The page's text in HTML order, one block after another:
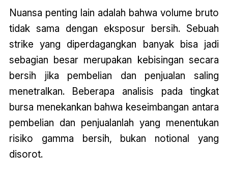
Nuansa penting lain adalah bahwa volume bruto
tidak sama dengan eksposur bersih. Sebuah
strike yang diperdagangkan banyak bisa jadi
sebagian besar merupakan kebisingan secara
bersih jika pembelian dan penjualan saling
menetralkan. Beberapa analisis pada tingkat
bursa menekankan bahwa keseimbangan antara
pembelian dan penjualanlah yang menentukan
risiko gamma bersih, bukan notional yang
disorot.